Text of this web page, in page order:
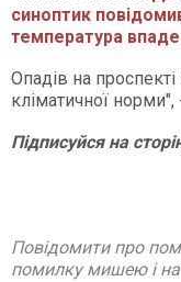
синоптик
температура
Опадів на
кліматичної
Підписуйсяна
Повідомити про
помилку мишею і